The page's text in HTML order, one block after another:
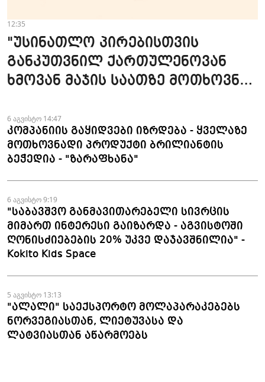
12:35
"უსინათლო პირებისთვის
განკუთვნილ ქართულენოვან
ხმოვან მაჯის საათზე მოთხოვნა
6 აგვისტო 14:47
კომპანიის გაყიდვები იზრდება - ყველაზე
მოთხოვნადი პროდუქტი ბრილიანტის
ბეჭედია - "ზარაფხანა"
6 აგვისტო 9:19
"საბავშვო განმავითარებელი სივრცის
მიმართ ინტერესი გაიზარდა - აგვისტოში
ღონისძიებების 20% უკვე დაჯავშნილია" -
Kokito Kids Space
5 აგვისტო 13:13
"ალალი" საექსპორტო მოლაპარაკებებს
ნორვეგიასთან, ლიეტუვასა და
ლატვიასთან აწარმოებს